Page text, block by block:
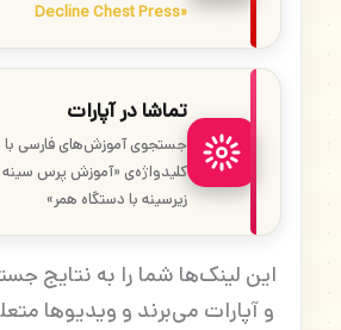
Decline Chest Press»
تماشا در آپارات
جستجوی آموزش‌های فارسی با
کلیدواژه‌ی «آموزش پرس سینه
زیرسینه با دستگاه همر»
این لینک‌ها شما را به نتایج
و آپارات می‌برند و ویدیوها